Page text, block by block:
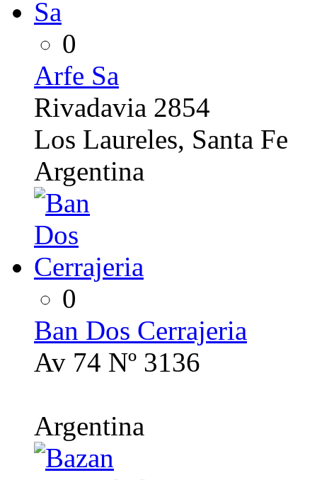
0
Arfe Sa
Rivadavia 2854
Los Laureles, Santa Fe
Argentina
0
Ban Dos Cerrajeria
Av 74 Nº 3136
Argentina